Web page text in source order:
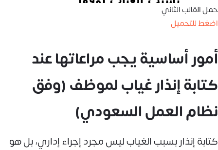
حمل القالب الثاني
اضغط للتحميل
أمور أساسية يجب مراعاتها عند
كتابة إنذار غياب لموظف (وفق
نظام العمل السعودي)
كتابة إنذار بسبب الغياب ليس مجرد إجراء إداري، بل هو